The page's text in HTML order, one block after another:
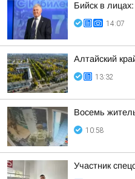
Бийск в
14:07
Алтайский
13:32
Восемь
10:58
Участник